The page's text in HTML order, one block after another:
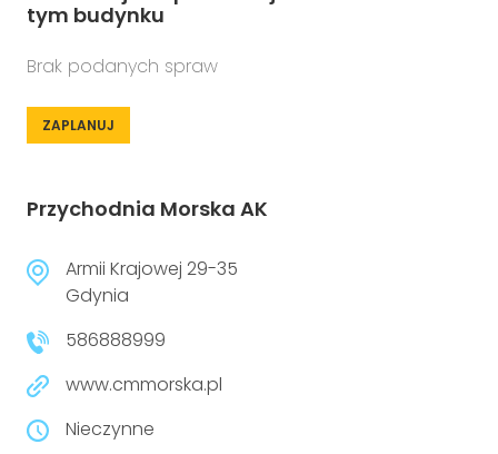
tym budynku
Brak podanych spraw
ZAPLANUJ
Przychodnia Morska AK
Armii Krajowej 29-35
Gdynia
586888999
www.cmmorska.pl
Nieczynne